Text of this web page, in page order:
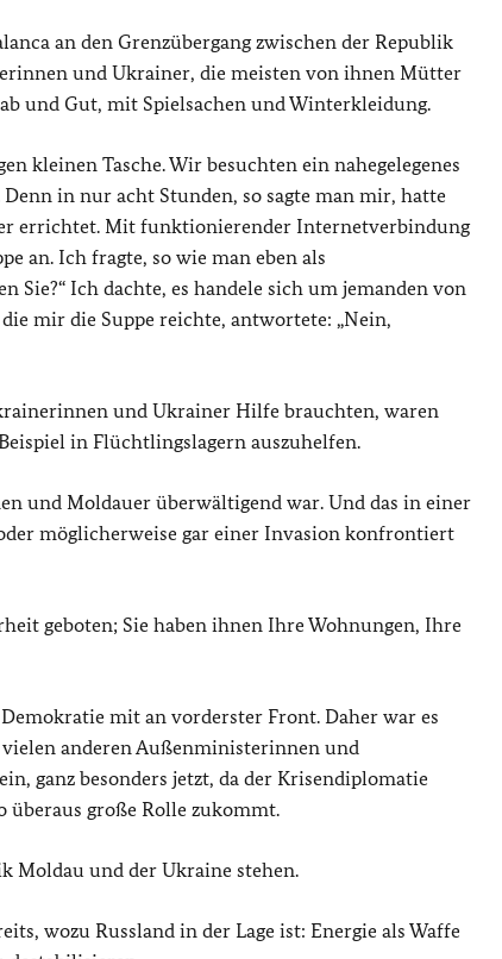
an den Grenzübergang zwischen der Republik
und Ukrainer, die meisten von ihnen Mütter
und Gut, mit Spielsachen und Winterkleidung.
kleinen Tasche. Wir besuchten ein nahegelegenes
in nur acht Stunden, so sagte man mir, hatte
errichtet. Mit funktionierender Internetverbindung
an. Ich fragte, so wie man eben als
Sie?“ Ich dachte, es handele sich um jemanden von
mir die Suppe reichte, antwortete: „Nein,
und Ukrainer Hilfe brauchten, waren
in Flüchtlingslagern auszuhelfen.
und Moldauer überwältigend war. Und das in einer
möglicherweise gar einer Invasion konfrontiert
geboten; Sie haben ihnen Ihre Wohnungen, Ihre
mit an vorderster Front. Daher war es
anderen Außenministerinnen und
ganz besonders jetzt, da der Krisendiplomatie
überaus große Rolle zukommt.
Moldau und der Ukraine stehen.
wozu Russland in der Lage ist: Energie als Waffe